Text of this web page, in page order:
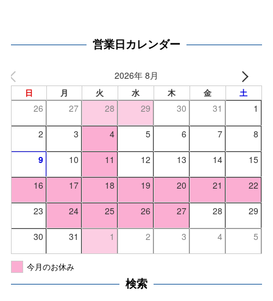
営業日カレンダー
2026年 8月
日 月 火 水 木 金 土
26 27 28 29 30 31 1
2 3 4 5 6 7 8
9 10 11 12 13 14 15
16 17 18 19 20 21 22
23 24 25 26 27 28 29
30 31 1 2 3 4 5
今月のお休み
検索